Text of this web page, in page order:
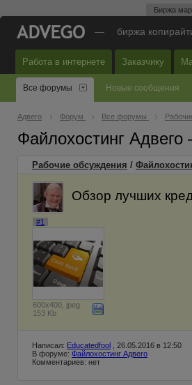
Биржа
— биржа
Работа в интернете Заказчику
Все форумы Новые сообщения
Адвего Форум Все форумы
Файлохостинг
Рабочие обсуждения /
Обзор лучших
#1
600x400, jpeg
153 Kb
Написал: Educatedfool , 26.05.2016 в 12:50
В форуме: Файлохостинг Адвего
Комментариев: нет